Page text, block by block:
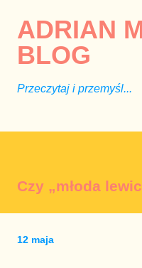
ADRIAN
BLOG
Przeczytaj i przemyśl...
Czy „młoda
12 maja